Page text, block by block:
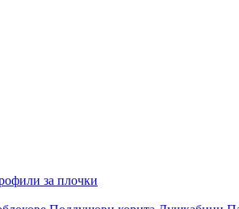
за плочки